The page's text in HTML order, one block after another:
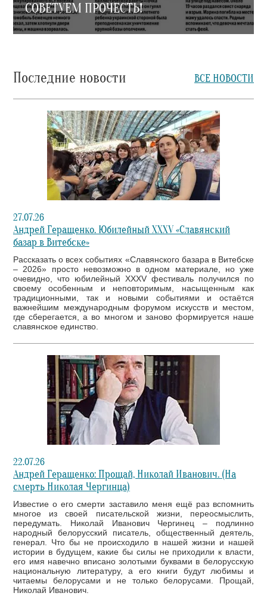
СОВЕТУЕМ ПРОЧЕСТЬ!
Последние новости ВСЕ НОВОСТИ
27.07.26
Андрей Геращенко. Юбилейный XXXV «Славянский
базар в Витебске»
Рассказать о всех событиях «Славянского базара в Витебске
– 2026» просто невозможно в одном материале, но уже
очевидно, что юбилейный XXXV фестиваль получился по
своему особенным и неповторимым, насыщенным как
традиционными, так и новыми событиями и остаётся
важнейшим международным форумом искусств и местом,
где сберегается, а во многом и заново формируется наше
славянское единство.
22.07.26
Андрей Геращенко: Прощай, Николай Иванович. (На
смерть Николая Чергинца)
Известие о его смерти заставило меня ещё раз вспомнить
многое из своей писательской жизни, переосмыслить,
передумать. Николай Иванович Чергинец – подлинно
народный белорусский писатель, общественный деятель,
генерал. Что бы не происходило в нашей жизни и нашей
истории в будущем, какие бы силы не приходили к власти,
его имя навечно вписано золотыми буквами в белорусскую
национальную литературу, а его книги будут любимы и
читаемы белорусами и не только белорусами. Прощай,
Николай Иванович.